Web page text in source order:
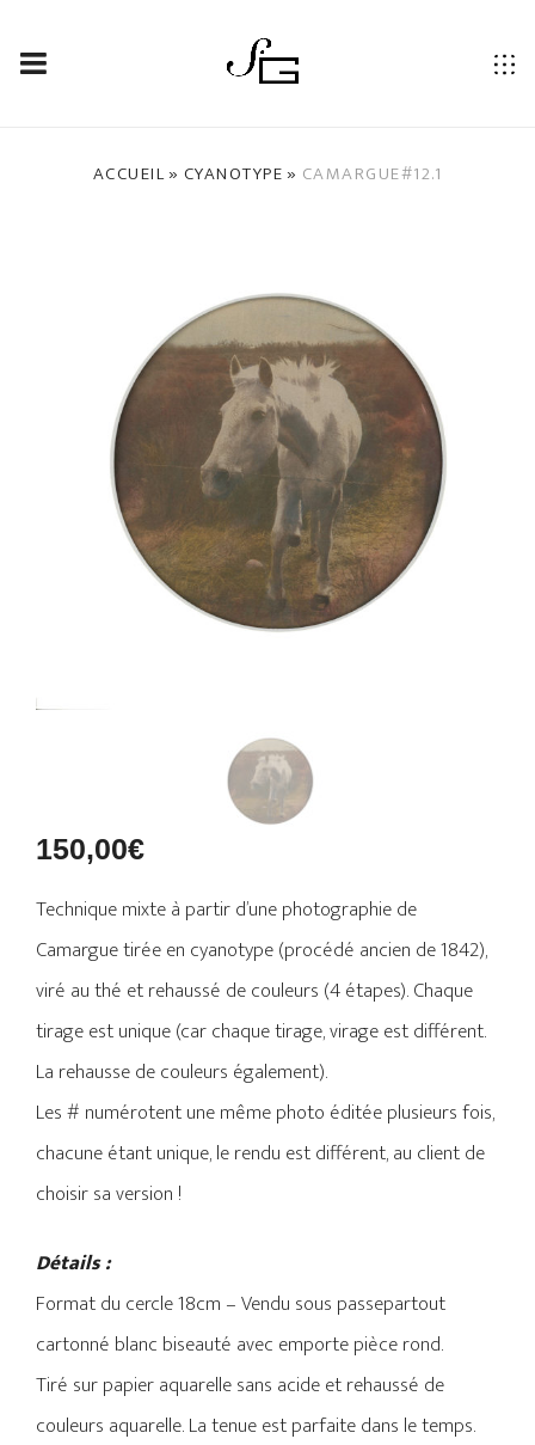
ACCUEIL» CYANOTYPE » CAMARGUE#12.1
150,00€
Technique mixte à partir d’une photographie de
Camargue tirée en cyanotype (procédé ancien de 1842),
viré au thé et rehaussé de couleurs (4 étapes). Chaque
tirage est unique (car chaque tirage, virage est différent.
La rehausse de couleurs également).
Les # numérotent une même photo éditée plusieurs fois,
chacune étant unique, le rendu est différent, au client de
choisir sa version !
Détails :
Format du cercle 18cm – Vendu sous passepartout
cartonné blanc biseauté avec emporte pièce rond.
Tiré sur papier aquarelle sans acide et rehaussé de
couleurs aquarelle. La tenue est parfaite dans le temps.